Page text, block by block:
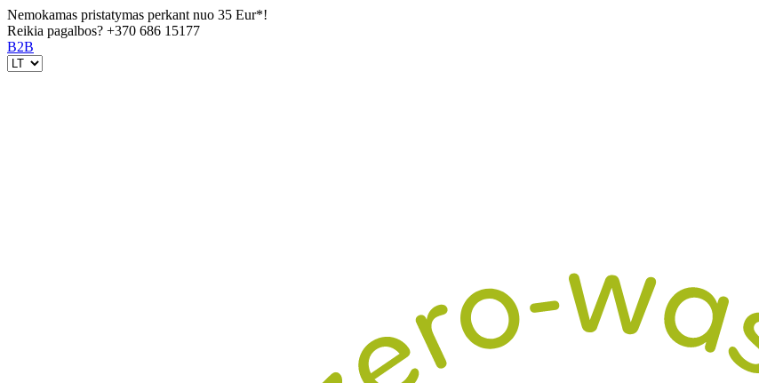
Nemokamas pristatymas perkant nuo 35 Eur*!
Reikia pagalbos? +370 686 15177
B2B